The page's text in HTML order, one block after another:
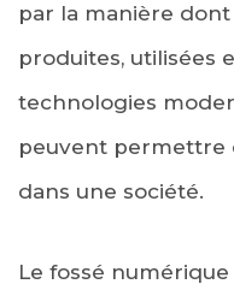
par la manière
produites, utilisées
technologies
peuvent permettre
dans une société.
Le fossé